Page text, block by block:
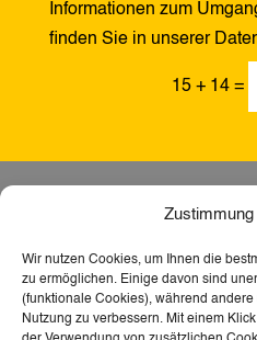
Zustimmung
Wir nutzen Cookies, um Ihnen die
zu ermöglichen. Einige davon sind
(funktionale Cookies), während
Nutzung zu verbessern. Mit einem
Informationen zum
finden Sie in unserer
15 + 14 =